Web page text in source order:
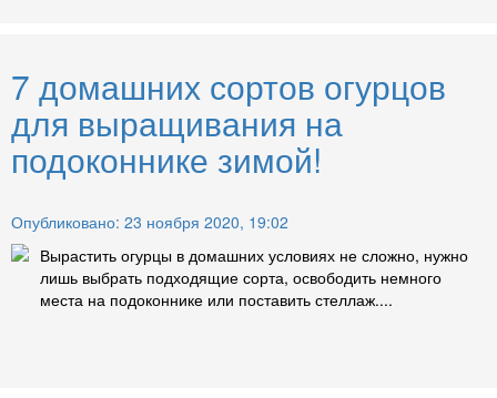
7 домашних сортов огурцов
для выращивания на
подоконнике зимой!
Опубликовано: 23 ноября 2020, 19:02
Вырастить огурцы в домашних условиях не сложно, нужно
лишь выбрать подходящие сорта, освободить немного
места на подоконнике или поставить стеллаж....